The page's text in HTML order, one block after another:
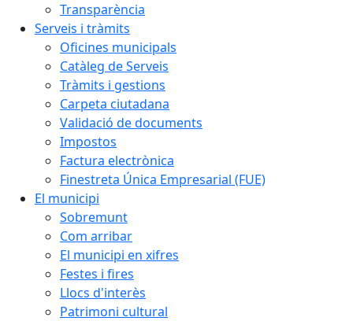
Transparència
Serveis i tràmits
Oficines municipals
Catàleg de Serveis
Tràmits i gestions
Carpeta ciutadana
Validació de documents
Impostos
Factura electrònica
Finestreta Única Empresarial (FUE)
El municipi
Sobremunt
Com arribar
El municipi en xifres
Festes i fires
Llocs d'interès
Patrimoni cultural